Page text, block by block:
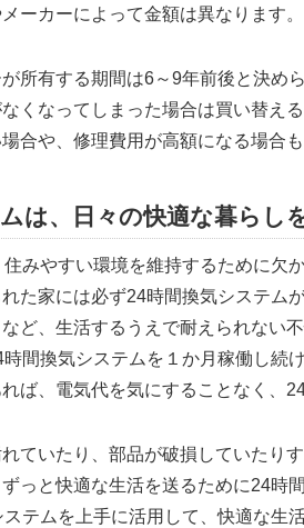
ーカーによって金額は異なります。
所有する期間は6～9年前後と決
くなってしまった場合は買い替え
合や、修理費用が高額になる場合
は、日々の快適な暮らし
みやすい環境を維持するために欠
た家には必ず24時間換気システム
ど、生活するうえで耐えられない
間換気システムを１か月稼働し続
ば、電気代を気にすることなく、
ていたり、部品が破損していたり
っと快適な生活を送るために24時
テムを上手に活用して、快適な生